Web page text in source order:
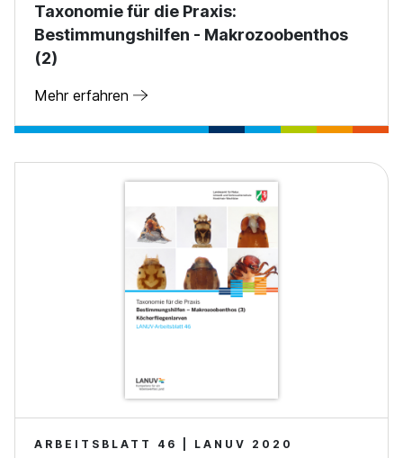
Taxonomie für die Praxis:
Bestimmungshilfen - Makrozoobenthos
(2)
Mehr erfahren
ARBEITSBLATT 46 | LANUV 2020